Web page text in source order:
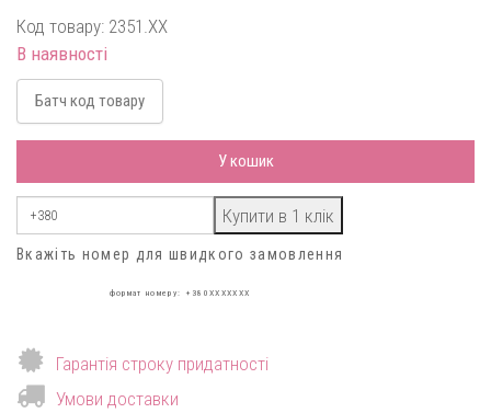
Код товару: 2351.XX
В наявності
Батч код товару
У кошик
Вкажіть номер для швидкого замовлення
формат номеру: +380XXXXXXX
Гарантія строку придатності
Умови доставки